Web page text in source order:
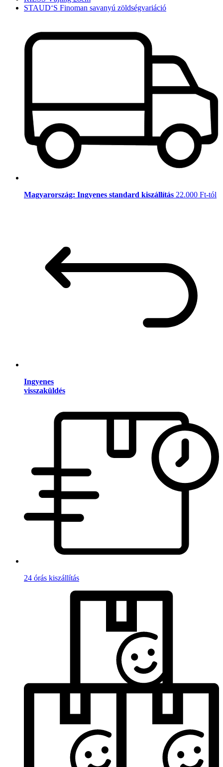
STAUD‘S Finoman savanyú zöldségvariáció
Magyarország: Ingyenes standard kiszállítás 22.000 Ft-tól
Ingyenes
visszaküldés
24 órás kiszállítás